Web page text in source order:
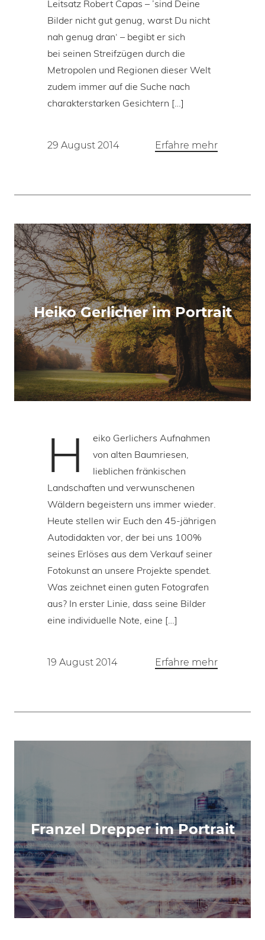
Leitsatz Robert Capas – ’sind Deine
Bilder nicht gut genug, warst Du nicht
nah genug dran‘ – begibt er sich
bei seinen Streifzügen durch die
Metropolen und Regionen dieser Welt
zudem immer auf die Suche nach
charakterstarken Gesichtern […]
29 August 2014 Erfahre mehr
Heiko Gerlicher im Portrait
H
eiko Gerlichers Aufnahmen
von alten Baumriesen,
lieblichen fränkischen
Landschaften und verwunschenen
Wäldern begeistern uns immer wieder.
Heute stellen wir Euch den 45-jährigen
Autodidakten vor, der bei uns 100%
seines Erlöses aus dem Verkauf seiner
Fotokunst an unsere Projekte spendet.
Was zeichnet einen guten Fotografen
aus? In erster Linie, dass seine Bilder
eine individuelle Note, eine […]
19 August 2014 Erfahre mehr
Franzel Drepper im Portrait